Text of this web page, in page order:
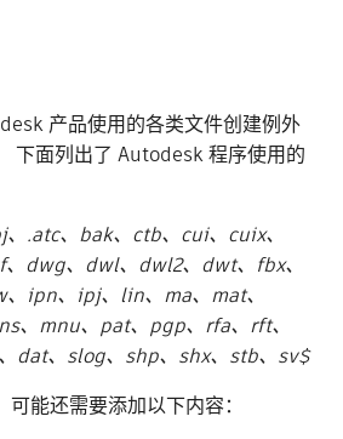
产品使用的各类文件创建例外
下面列出了 Autodesk 程序使用的
.atc、bak、ctb、cui、cuix、
dwg、dwl、dwl2、dwt、fbx、
ipn、ipj、lin、ma、mat、
、mnu、pat、pgp、rfa、rft、
dat、slog、shp、shx、stb、sv$
能还需要添加以下内容：